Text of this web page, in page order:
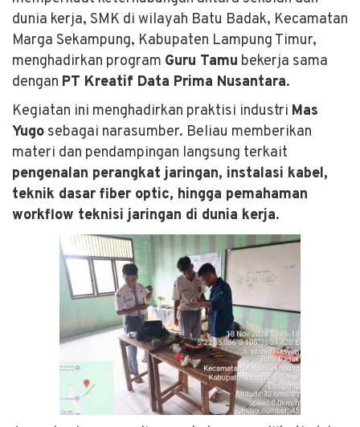
dunia kerja, SMK di wilayah Batu Badak, Kecamatan
Marga Sekampung, Kabupaten Lampung Timur,
menghadirkan program Guru Tamu bekerja sama
dengan PT Kreatif Data Prima Nusantara.
Kegiatan ini menghadirkan praktisi industri Mas
Yugo sebagai narasumber. Beliau memberikan
materi dan pendampingan langsung terkait
pengenalan perangkat jaringan, instalasi kabel,
teknik dasar fiber optic, hingga pemahaman
workflow teknisi jaringan di dunia kerja.